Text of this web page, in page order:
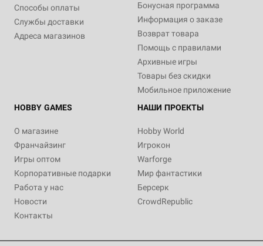
Способы оплаты
Службы доставки
Адреса магазинов
Бонусная программа
Информация о заказе
Возврат товара
Помощь с правилами
Архивные игры
Товары без скидки
Мобильное приложение
HOBBY GAMES
О магазине
Франчайзинг
Игры оптом
Корпоративные подарки
Работа у нас
Новости
Контакты
НАШИ ПРОЕКТЫ
Hobby World
Игрокон
Warforge
Мир фантастики
Берсерк
CrowdRepublic